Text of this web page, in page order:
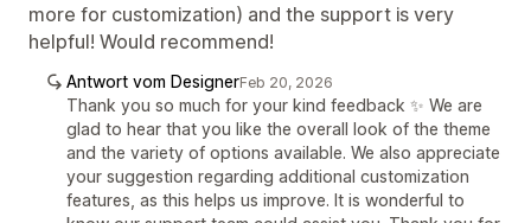
more for customization) and the support is very
helpful! Would recommend!
Antwort vom DesignerFeb 20, 2026
Thank you so much for your kind feedback ✨ We are
glad to hear that you like the overall look of the theme
and the variety of options available. We also appreciate
your suggestion regarding additional customization
features, as this helps us improve. It is wonderful to